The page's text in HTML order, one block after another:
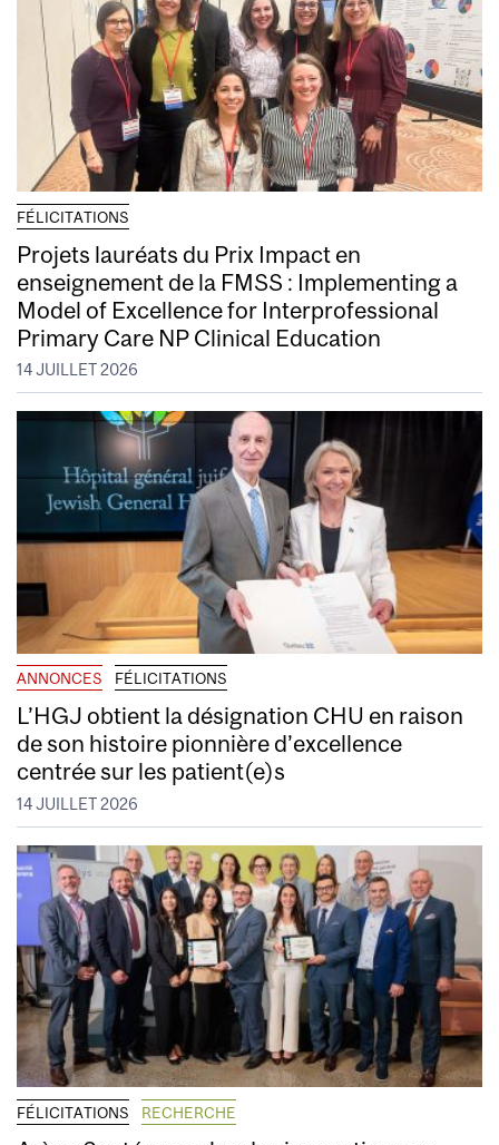
FÉLICITATIONS
Projets lauréats du Prix Impact en
enseignement de la FMSS : Implementing a
Model of Excellence for Interprofessional
Primary Care NP Clinical Education
14 JUILLET 2026
ANNONCES FÉLICITATIONS
L’HGJ obtient la désignation CHU en raison
de son histoire pionnière d’excellence
centrée sur les patient(e)s
14 JUILLET 2026
FÉLICITATIONS RECHERCHE